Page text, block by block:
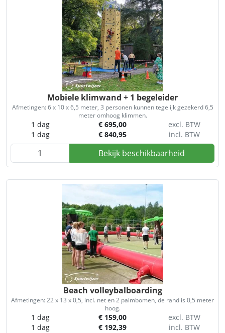
Mobiele klimwand + 1 begeleider
1 dag € 695,00
excl. BTW
1 dag
€ 840,95 incl. BTW
Afmetingen: 6 x 10 x 6,5 meter, 3 personen kunnen tegelijk gezekerd 6,5
meter omhoog klimmen.
Bekijk beschikbaarheid
Beach volleybalboarding
1 dag € 159,00
excl. BTW
1 dag
€ 192,39 incl. BTW
Afmetingen: 22 x 13 x 0,5, incl. net en 2 palmbomen, de rand is 0,5 meter
hoog.